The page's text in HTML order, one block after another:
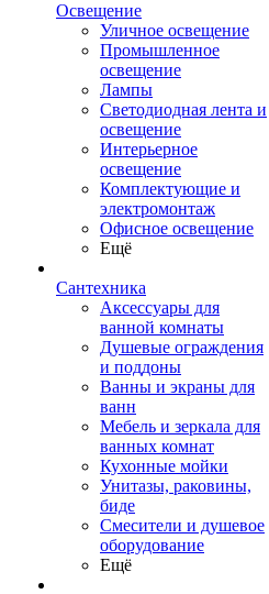
Освещение
Уличное освещение
Промышленное
освещение
Лампы
Светодиодная лента и
освещение
Интерьерное
освещение
Комплектующие и
электромонтаж
Офисное освещение
Ещё
Сантехника
Аксессуары для
ванной комнаты
Душевые ограждения
и поддоны
Ванны и экраны для
ванн
Мебель и зеркала для
ванных комнат
Кухонные мойки
Унитазы, раковины,
биде
Смесители и душевое
оборудование
Ещё